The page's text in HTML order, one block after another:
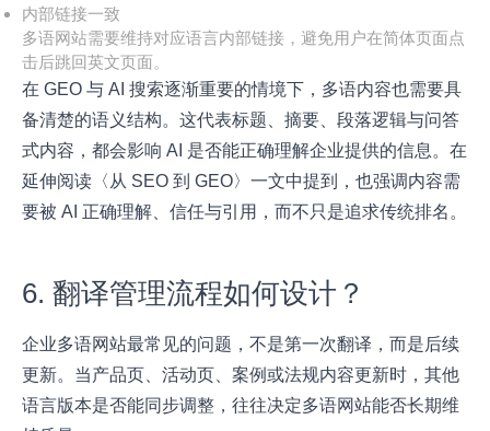
内部链接一致
多语网站需要维持对应语言内部链接，避免用户在简体页面点
击后跳回英文页面。
在 GEO 与 AI 搜索逐渐重要的情境下，多语内容也需要具
备清楚的语义结构。这代表标题、摘要、段落逻辑与问答
式内容，都会影响 AI 是否能正确理解企业提供的信息。在
延伸阅读 〈从 SEO 到 GEO〉一文中提到，也强调内容需
要被 AI 正确理解、信任与引用，而不只是追求传统排名。
6. 翻译管理流程如何设计？
企业多语网站最常见的问题，不是第一次翻译，而是后续
更新。当产品页、活动页、案例或法规内容更新时，其他
语言版本是否能同步调整，往往决定多语网站能否长期维